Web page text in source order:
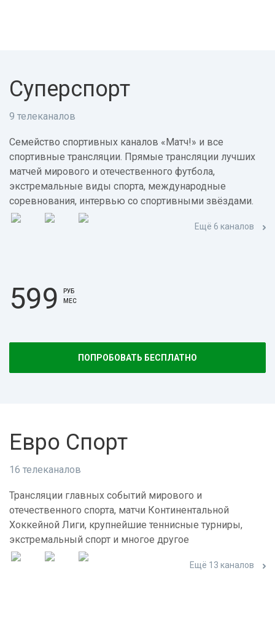
Суперспорт
9 телеканалов
Семейство спортивных каналов «Матч!» и все
спортивные трансляции. Прямые трансляции лучших
матчей мирового и отечественного футбола,
экстремальные виды спорта, международные
соревнования, интервью со спортивными звёздами.
Ещё 6 каналов
599
РУБ
МЕС
ПОПРОБОВАТЬ БЕСПЛАТНО
Евро Спорт
16 телеканалов
Трансляции главных событий мирового и
отечественного спорта, матчи Континентальной
Хоккейной Лиги, крупнейшие теннисные турниры,
экстремальный спорт и многое другое
Ещё 13 каналов